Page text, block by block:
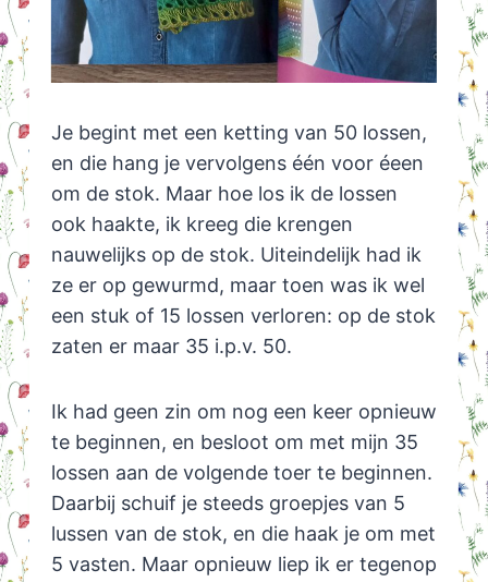
Je begint met een ketting van 50 lossen,
en die hang je vervolgens één voor éeen
om de stok. Maar hoe los ik de lossen
ook haakte, ik kreeg die krengen
nauwelijks op de stok. Uiteindelijk had ik
ze er op gewurmd, maar toen was ik wel
een stuk of 15 lossen verloren: op de stok
zaten er maar 35 i.p.v. 50.
Ik had geen zin om nog een keer opnieuw
te beginnen, en besloot om met mijn 35
lossen aan de volgende toer te beginnen.
Daarbij schuif je steeds groepjes van 5
lussen van de stok, en die haak je om met
5 vasten. Maar opnieuw liep ik er tegenop